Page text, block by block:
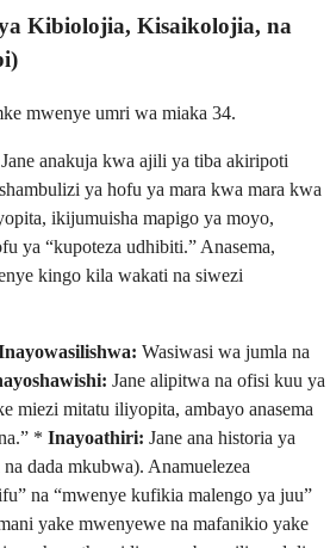
Kibiolojia, Kisaikolojia, na
mwenye umri wa miaka 34.
Jane anakuja kwa ajili ya tiba akiripoti
ya hofu ya mara kwa mara kwa
ikijumuisha mapigo ya moyo,
ya “kupoteza udhibiti.” Anasema,
kingo kila wakati na siwezi
Wasiwasi wa jumla na
Jane alipitwa na ofisi kuu ya
miezi mitatu iliyopita, ambayo anasema
* Inayoathiri: Jane ana historia ya
dada mkubwa). Anamuelezea
na “mwenye kufikia malengo ya juu”
yake mwenyewe na mafanikio yake